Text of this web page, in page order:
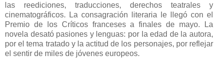
las reediciones, traducciones, derechos teatrales y
cinematográficos. La consagración literaria le llegó con el
Premio de los Críticos franceses a finales de mayo. La
novela desató pasiones y lenguas: por la edad de la autora,
por el tema tratado y la actitud de los personajes, por reflejar
el sentir de miles de jóvenes europeos.